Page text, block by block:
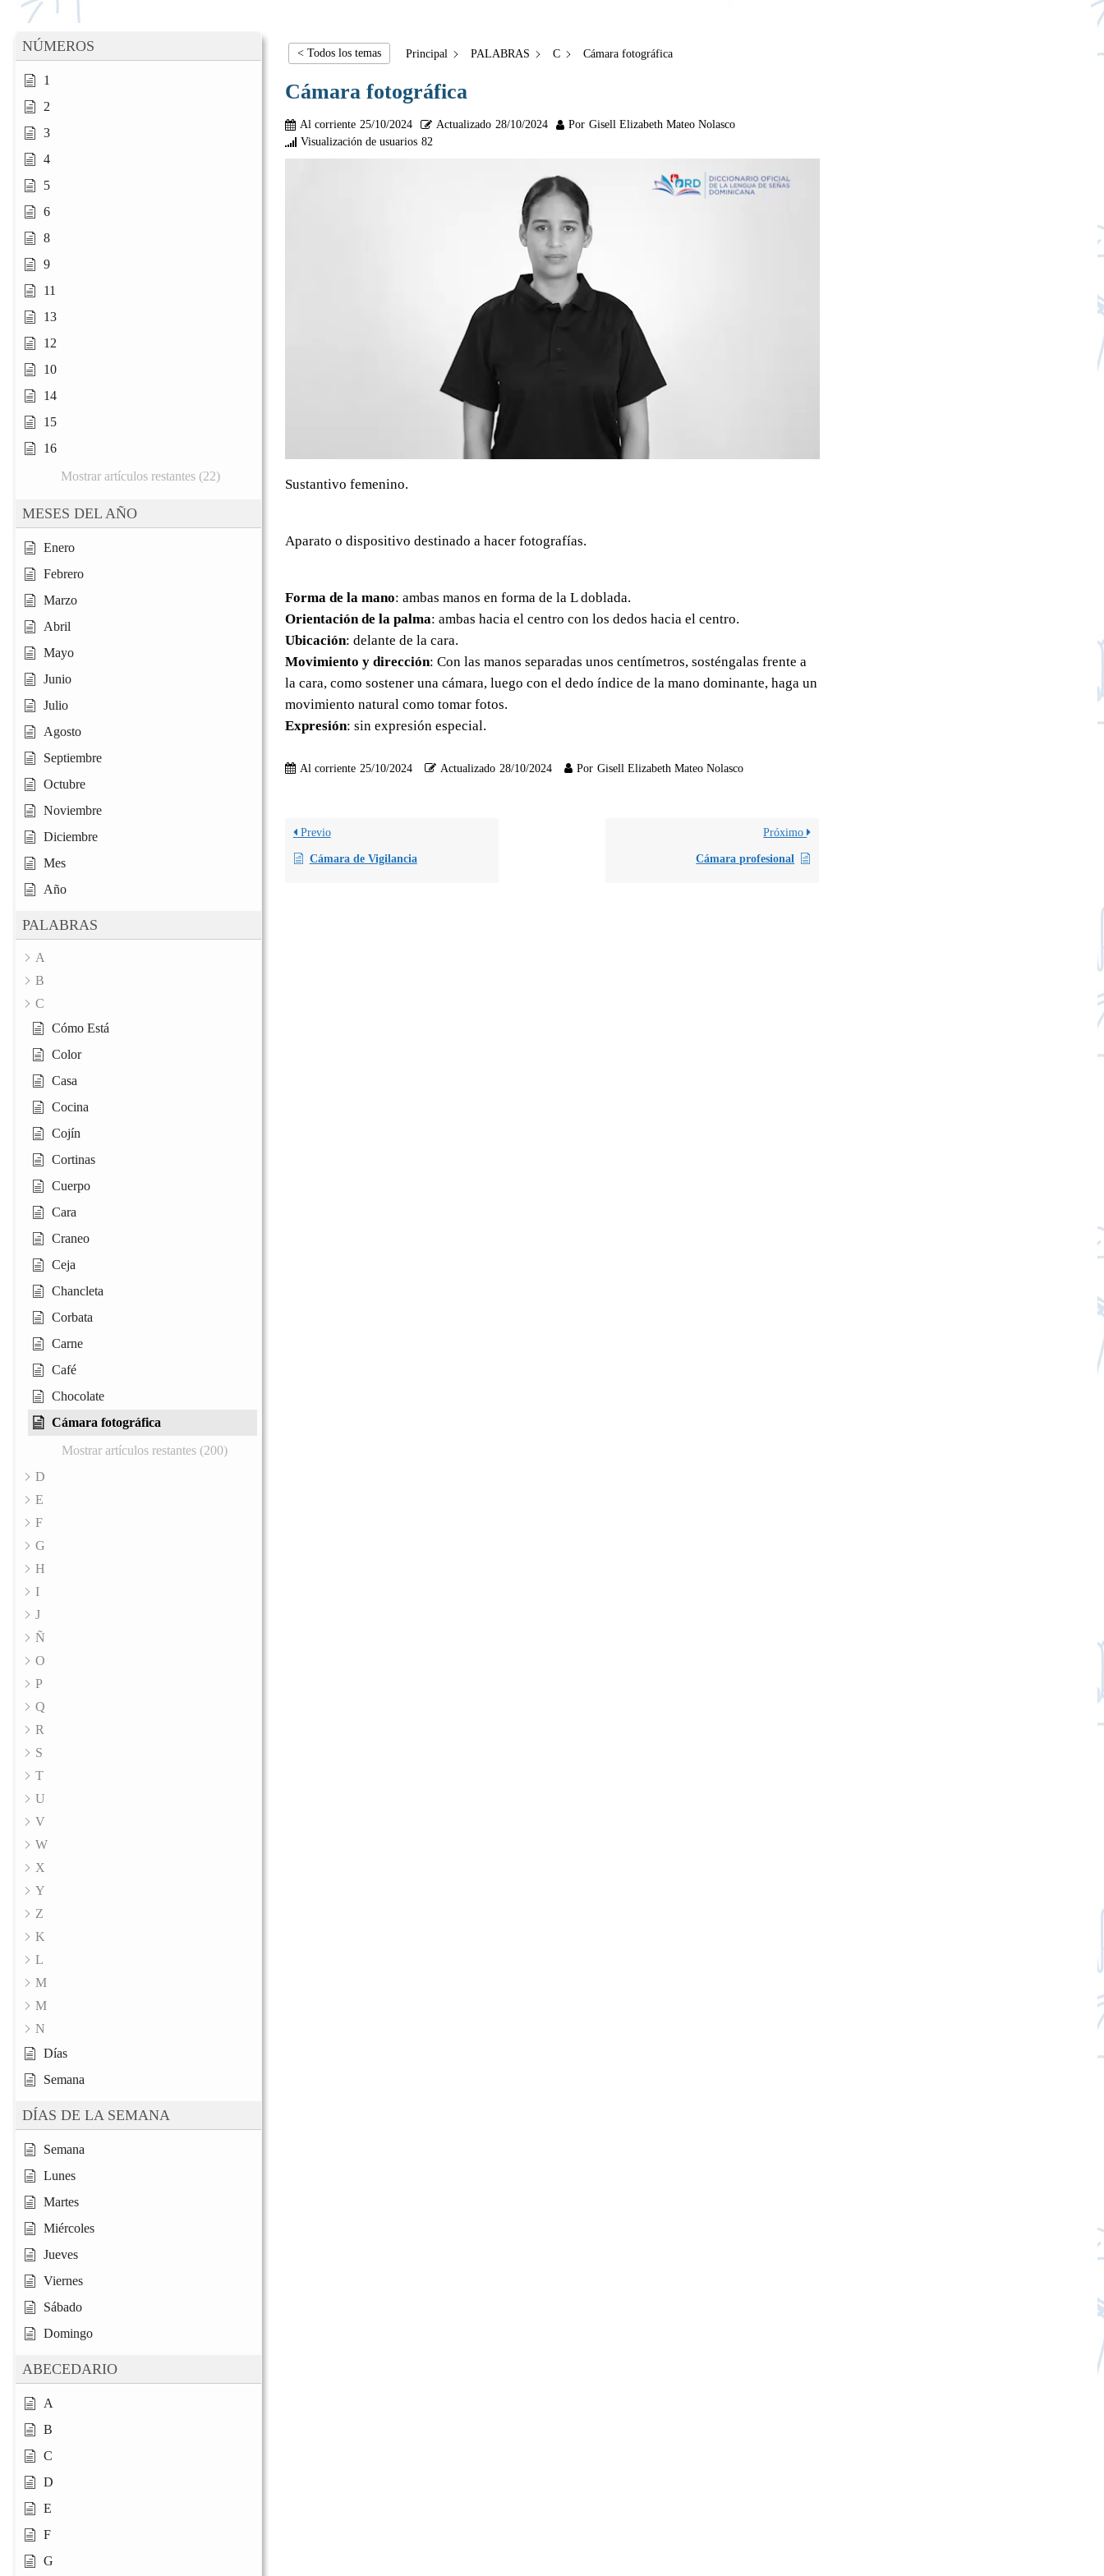
NÚMEROS
1
2
3
4
5
6
8
9
11
13
12
10
14
15
16
Mostrar artículos restantes (22)
MESES DEL AÑO
Enero
Febrero
Marzo
Abril
Mayo
Junio
Julio
Agosto
Septiembre
Octubre
Noviembre
Diciembre
Mes
Año
PALABRAS
A
B
C
Cómo Está
Color
Casa
Cocina
Cojín
Cortinas
Cuerpo
Cara
Craneo
Ceja
Chancleta
Corbata
Carne
Café
Chocolate
Cámara fotográfica
Mostrar artículos restantes (200)
D
E
F
G
H
I
J
Ñ
O
P
Q
R
S
T
U
V
W
X
Y
Z
K
L
M
M
N
Días
Semana
DÍAS DE LA SEMANA
Semana
Lunes
Martes
Miércoles
Jueves
Viernes
Sábado
Domingo
ABECEDARIO
A
B
C
D
E
F
G
< Todos los temas Principal PALABRAS C Cámara fotográfica
Cámara fotográfica
Al corriente 25/10/2024 Actualizado 28/10/2024 Por Gisell Elizabeth Mateo Nolasco
Visualización de usuarios 82
Sustantivo femenino.
Aparato o dispositivo destinado a hacer fotografías.
Forma de la mano: ambas manos en forma de la L doblada.
Orientación de la palma: ambas hacia el centro con los dedos hacia el centro.
Ubicación: delante de la cara.
Movimiento y dirección: Con las manos separadas unos centímetros, sosténgalas frente a
la cara, como sostener una cámara, luego con el dedo índice de la mano dominante, haga un
movimiento natural como tomar fotos.
Expresión: sin expresión especial.
Al corriente 25/10/2024 Actualizado 28/10/2024 Por Gisell Elizabeth Mateo Nolasco
Previo
Cámara de Vigilancia
Próximo
Cámara profesional